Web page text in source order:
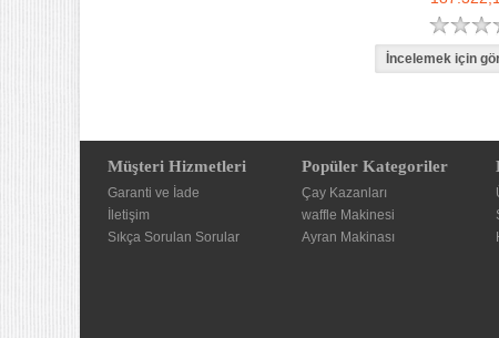
Müşteri Hizmetleri
Garanti ve İade
İletişim
Sıkça Sorulan Sorular
Popüler Kategoriler
Çay Kazanları
waffle Makinesi
Ayran Makinası